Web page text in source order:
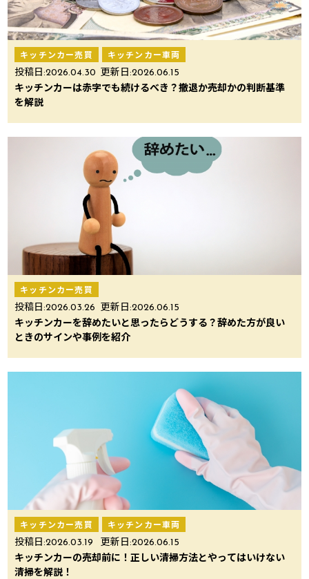
キッチンカー売買 キッチンカー車両
投稿日:2026.04.30 更新日:2026.06.15
キッチンカーは赤字でも続けるべき？撤退か売却かの判断基準
を解説
キッチンカー売買
投稿日:2026.03.26 更新日:2026.06.15
キッチンカーを辞めたいと思ったらどうする？辞めた方が良い
ときのサインや事例を紹介
キッチンカー売買 キッチンカー車両
投稿日:2026.03.19 更新日:2026.06.15
キッチンカーの売却前に！正しい清掃方法とやってはいけない
清掃を解説！